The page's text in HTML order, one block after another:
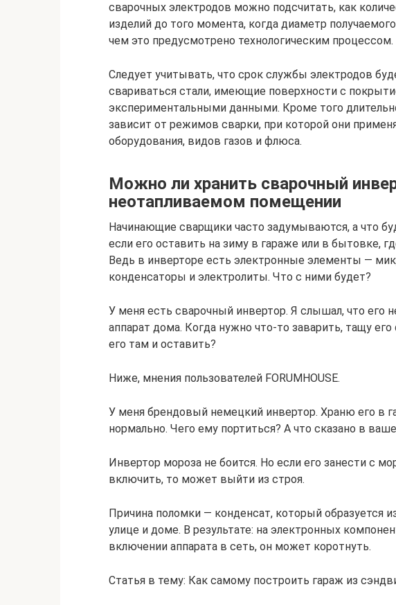
сварочных электродов можно подсчитать, как
изделий до того момента, когда диаметр
чем это предусмотрено технологическим процессом.
Следует учитывать, что срок службы электродов
свариваться стали, имеющие поверхности с
экспериментальными данными. Кроме того
зависит от режимов сварки, при которой они
оборудования, видов газов и флюса.
Можно ли хранить сварочный
неотапливаемом помещении
Начинающие сварщики часто задумываются, а что
если его оставить на зиму в гараже или в бытовке,
Ведь в инверторе есть электронные элементы —
конденсаторы и электролиты. Что с ними будет?
У меня есть сварочный инвертор. Я слышал, что его
аппарат дома. Когда нужно что-то заварить, тащу
его там и оставить?
Ниже, мнения пользователей FORUMHOUSE.
У меня брендовый немецкий инвертор. Храню его в
нормально. Чего ему портиться? А что сказано в
Инвертор мороза не боится. Но если его занести с
включить, то может выйти из строя.
Причина поломки — конденсат, который образуется
улице и доме. В результате: на электронных
включении аппарата в сеть, он может коротнуть.
Статья в тему: Как самому построить гараж из